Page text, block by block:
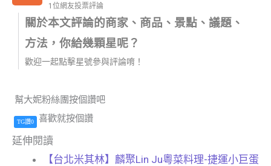
1位網友投票評論
關於本文評論的商家、商品、景點、議題、
方法，你給幾顆星呢？
歡迎一起點擊星號參與評論唷！
幫大妮粉絲團按個讚吧
TG讚0 喜歡就按個讚
延伸閱讀
【台北米其林】麟聚Lin Ju粵菜料理-捷運小巨蛋